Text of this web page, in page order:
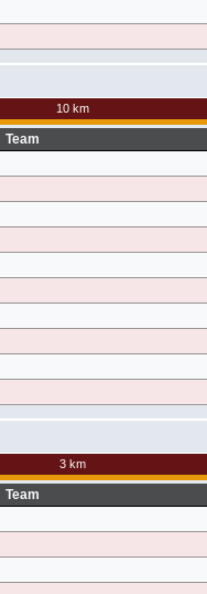
10 km
Team
3 km
Team